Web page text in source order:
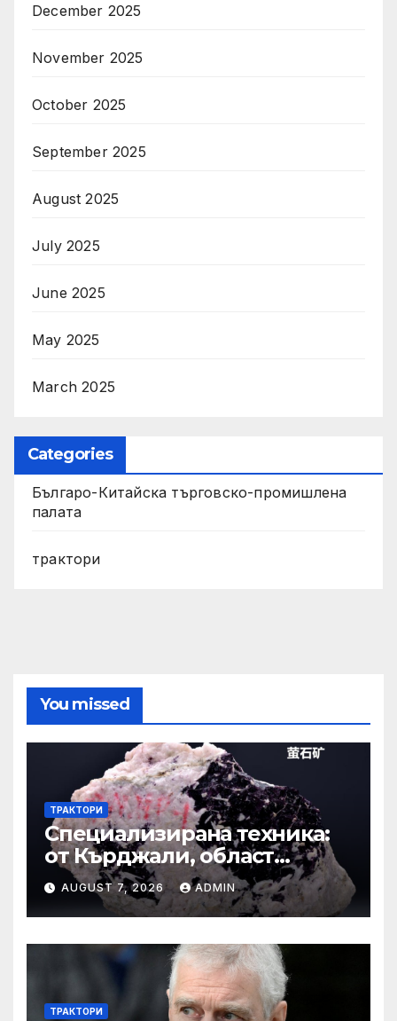
December 2025
November 2025
October 2025
September 2025
August 2025
July 2025
June 2025
May 2025
March 2025
Categories
Българо-Китайска търговско-промишлена
палата
трактори
You missed
ТРАКТОРИ
Специализирана техника:
от Кърджали, област
Кърджали Втора ръка и
нови с ТОП цени онлайн от
цяла България — Bazar.bg
AUGUST 7, 2026 ADMIN
ТРАКТОРИ